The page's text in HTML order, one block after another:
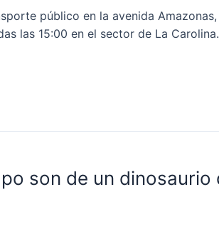
público en la avenida
las 15:00 en el sector de La
son de un